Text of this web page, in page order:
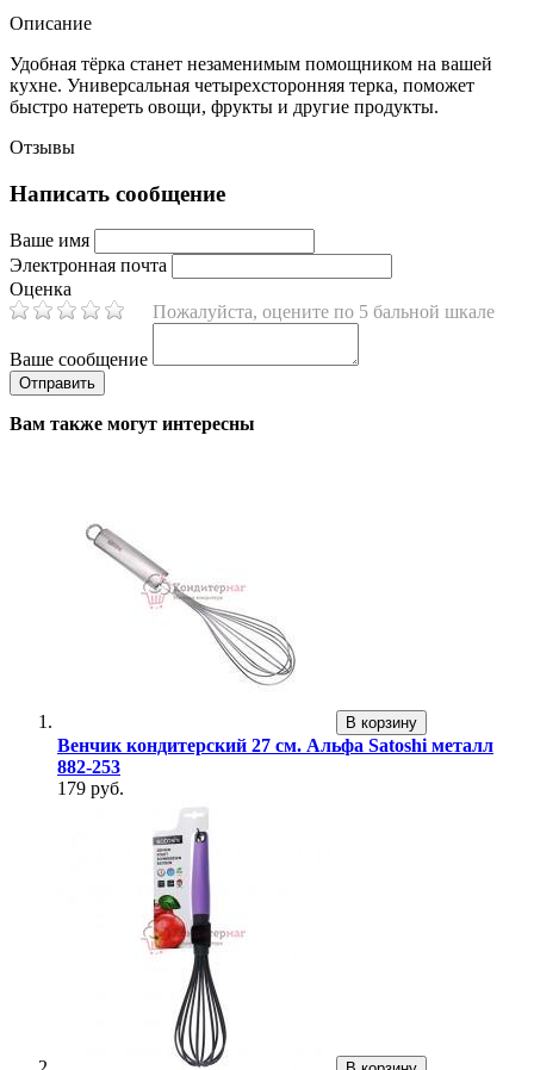
Описание
Удобная тёрка станет незаменимым помощником на вашей
кухне. Универсальная четырехсторонняя терка, поможет
быстро натереть овощи, фрукты и другие продукты.
Отзывы
Написать сообщение
Ваше имя
Электронная почта
Оценка
Пожалуйста, оцените по 5 бальной шкале
Ваше сообщение
Вам также могут интересны
В корзину
Венчик кондитерский 27 см. Альфа Satoshi металл
882-253
179 руб.